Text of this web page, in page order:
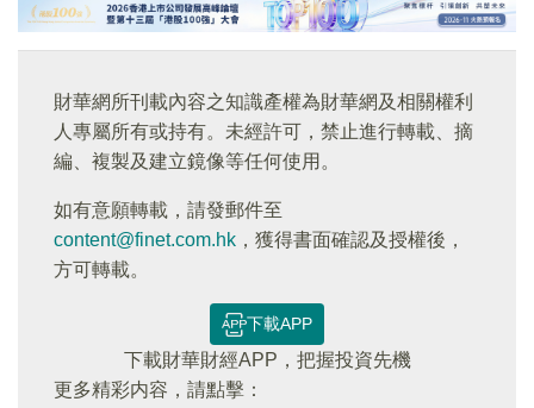
財華網所刊載內容之知識產權為財華網及相關權利
人專屬所有或持有。未經許可，禁止進行轉載、摘
編、複製及建立鏡像等任何使用。
如有意願轉載，請發郵件至
content@finet.com.hk ，獲得書面確認及授權後，
方可轉載。
下載APP
下載財華財經APP，把握投資先機
更多精彩内容，請點擊：